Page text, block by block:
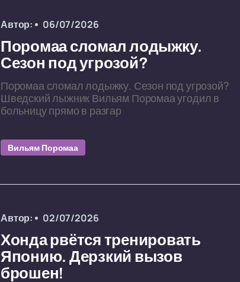
Автор: 06/07/2026
Поромаа сломал лодыжку.
Сезон под угрозой?
Поромаа сломал лодыжку. Сезон под угрозой?
Шведский лыжник Вильям Поромаа угодил в
больницу прямо в разгар
Вильям Поромаа
Автор: 02/07/2026
Хонда рвётся тренировать
Японию. Дерзкий вызов
брошен!